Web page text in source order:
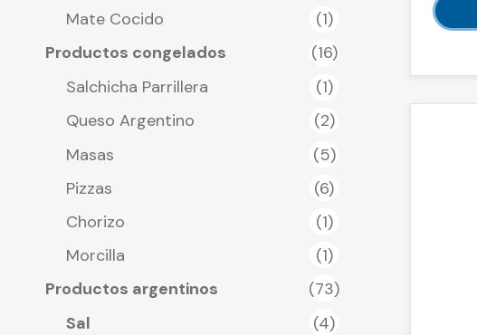
Mate Cocido
(1)
Productos congelados
(16)
Salchicha Parrillera
(1)
Queso Argentino
(2)
Masas
(5)
Pizzas
(6)
Chorizo
(1)
Morcilla
(1)
Productos argentinos
(73)
Sal
(4)